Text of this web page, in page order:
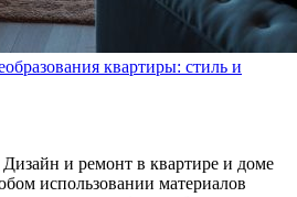
квартиры: стиль и
и ремонт в квартире и доме
использовании материалов